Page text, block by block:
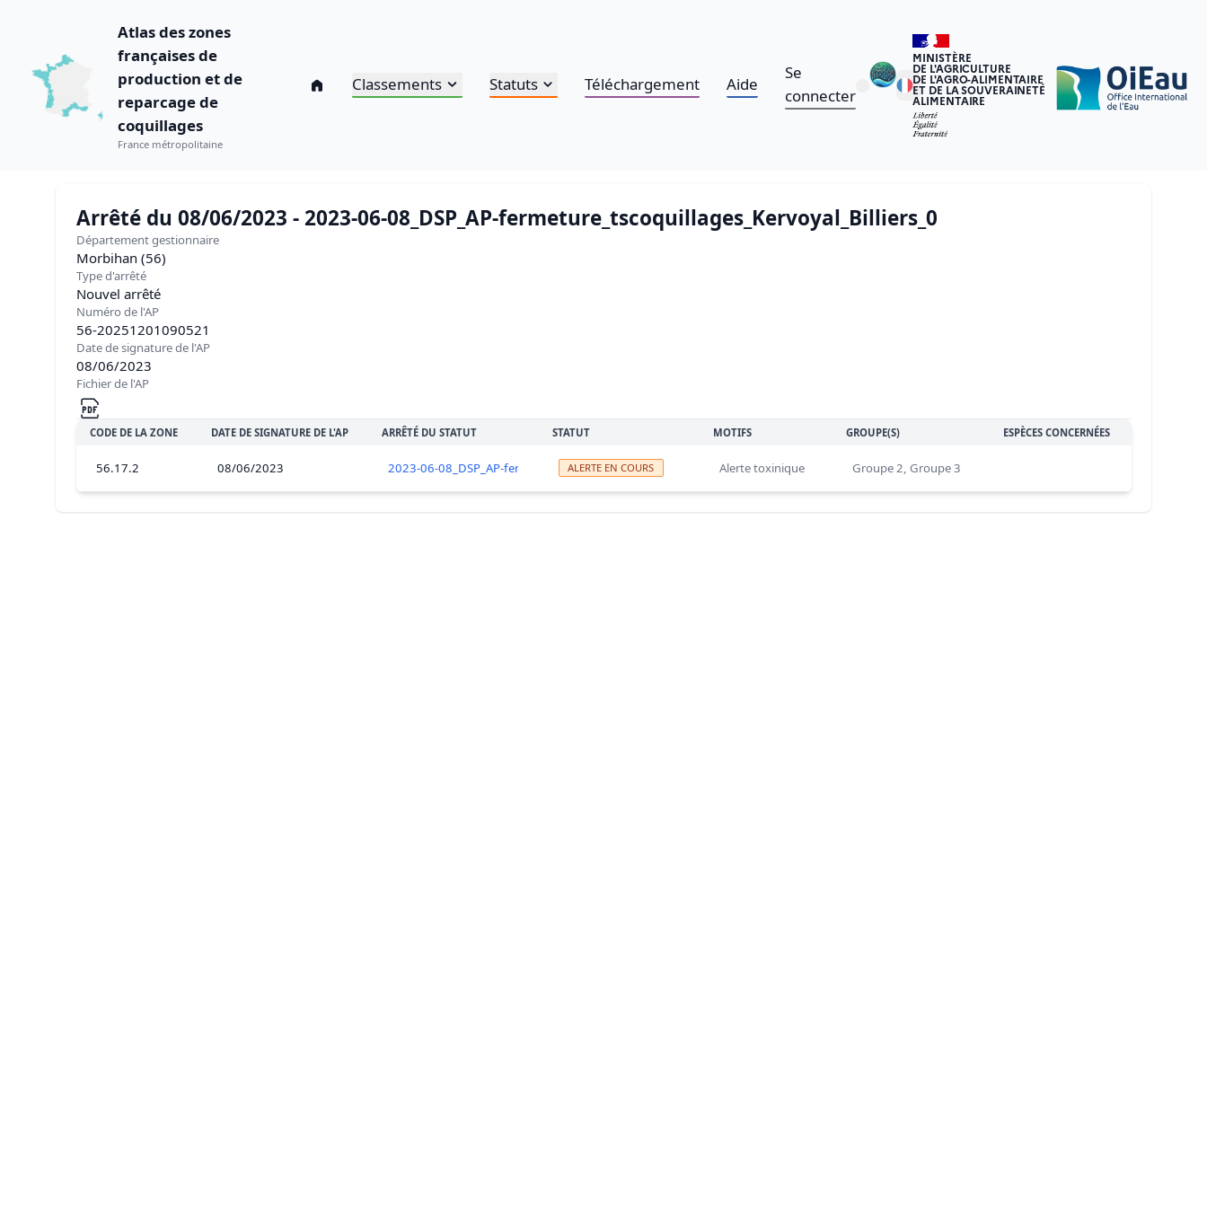
Atlas des zones
françaises de
production et de
reparcage de
coquillages
France métropolitaine
Classements Statuts Téléchargement Aide
Se
connecter
MINISTÈRE
DE L'AGRICULTURE
DE L'AGRO-ALIMENTAIRE
ET DE LA SOUVERAINETÉ
ALIMENTAIRE
Arrêté du 08/06/2023 - 2023-06-08_DSP_AP-fermeture_tscoquillages_Kervoyal_Billiers_0
Département gestionnaire
Morbihan (56)
Type d'arrêté
Nouvel arrêté
Numéro de l'AP
56-20251201090521
Date de signature de l'AP
08/06/2023
Fichier de l'AP
CODE DE LA ZONE DATE DE SIGNATURE DE L'AP ARRÊTÉ DU STATUT STATUT MOTIFS GROUPE(S) ESPÈCES CONCERNÉES
56.17.2 08/06/2023 2023-06-08_DSP_AP-fermeture_tscoquillages_Kervoyal_Billiers_0
ALERTE EN COURS Alerte toxinique Groupe 2, Groupe 3